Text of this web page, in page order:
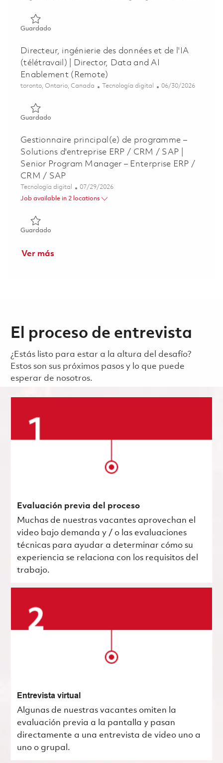
GuardadoGuardado Specialiste des solutions de donnees et des
Directeur, ingénierie des données et de l'IA
(télétravail) | Director, Data and AI
Enablement (Remote)
Ubicación
toronto, Ontario, Canada Categoría
Tecnología digital Posted Date
06/30/2026
GuardadoGuardado Directeur, ingénierie des données et de l'IA
Gestionnaire principal(e) de programme –
Solutions d'entreprise ERP / CRM / SAP |
Senior Program Manager – Enterprise ERP /
CRM / SAP
Categoría
Tecnología digital Posted Date
07/29/2026
Job available in 2 locations
GuardadoGuardado Gestionnaire principal(e) de programme –
Ver más
El proceso de entrevista
¿Estás listo para estar a la altura del desafío?
Estos son sus próximos pasos y lo que puede
esperar de nosotros.
Evaluación previa del proceso
Muchas de nuestras vacantes aprovechan el
video bajo demanda y / o las evaluaciones
técnicas para ayudar a determinar cómo su
experiencia se relaciona con los requisitos del
trabajo.
Entrevista virtual
Algunas de nuestras vacantes omiten la
evaluación previa a la pantalla y pasan
directamente a una entrevista de video uno a
uno o grupal.